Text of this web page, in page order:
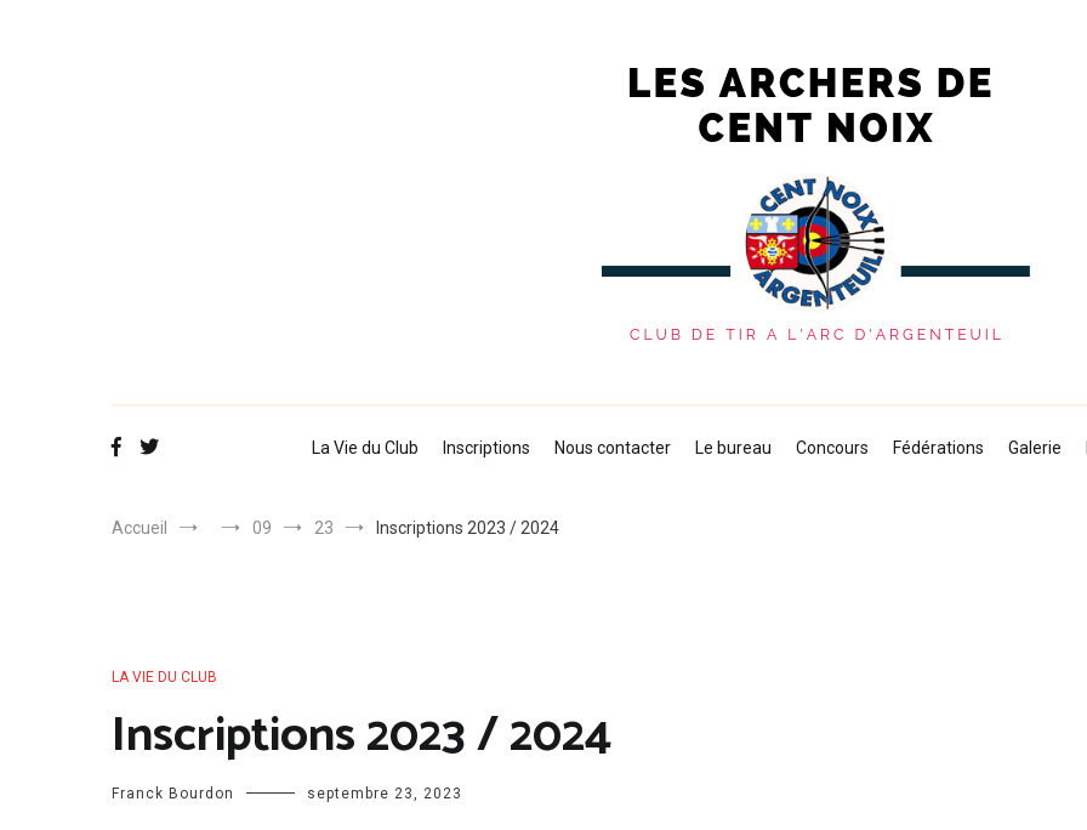
La Vie du Club
Inscriptions Nous contacter Le bureau Concours Fédérations Galerie
Accueil 09 23 Inscriptions 2023 / 2024
LA VIE DU CLUB
Inscriptions 2023 / 2024
Franck Bourdon septembre 23, 2023